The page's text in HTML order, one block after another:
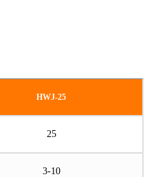
HWJ-25
25
3-10